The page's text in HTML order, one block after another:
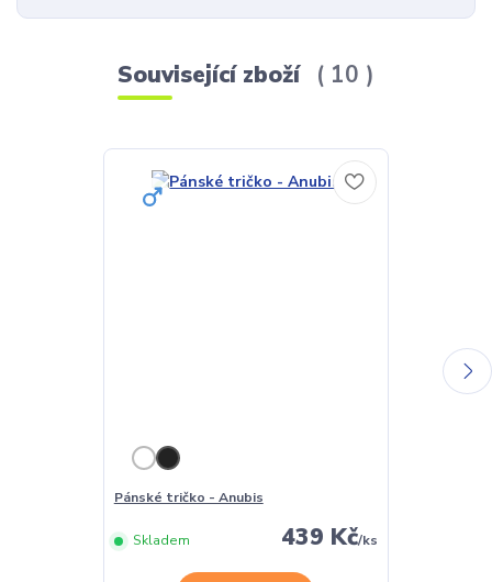
Související zboží 10
Pánské tričko - Anubis
439 Kč/ks
Skladem